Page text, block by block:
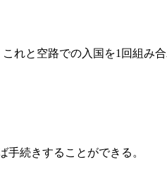
れと空路での入国を1回組み
続きすることができる。